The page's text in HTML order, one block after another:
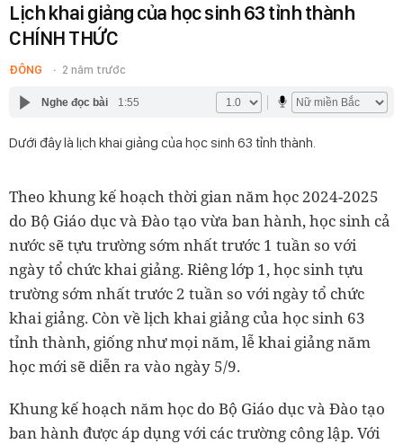
Lịch khai giảng của học sinh 63 tỉnh thành
CHÍNH THỨC
ĐÔNG 2 năm trước
Nghe đọc bài 1:55
Dưới đây là lịch khai giảng của học sinh 63 tỉnh thành.
Theo khung kế hoạch thời gian năm học 2024-2025
do Bộ Giáo dục và Đào tạo vừa ban hành, học sinh cả
nước sẽ tựu trường sớm nhất trước 1 tuần so với
ngày tổ chức khai giảng. Riêng lớp 1, học sinh tựu
trường sớm nhất trước 2 tuần so với ngày tổ chức
khai giảng. Còn về lịch khai giảng của học sinh 63
tỉnh thành, giống như mọi năm, lễ khai giảng năm
học mới sẽ diễn ra vào ngày 5/9.
Khung kế hoạch năm học do Bộ Giáo dục và Đào tạo
ban hành được áp dụng với các trường công lập. Với